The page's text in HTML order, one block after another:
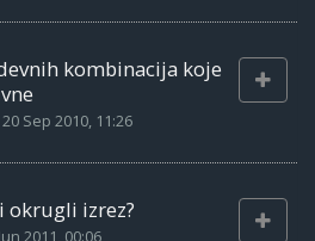
kombinacija koje
20 Sep 2010, 11:26
okrugli izrez?
2011, 00:06